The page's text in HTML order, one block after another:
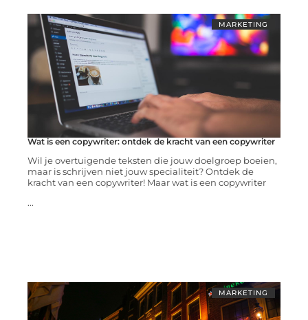
MARKETING
Wat is een copywriter: ontdek de kracht van een copywriter
Wil je overtuigende teksten die jouw doelgroep boeien,
maar is schrijven niet jouw specialiteit? Ontdek de
kracht van een copywriter! Maar wat is een copywriter
...
MARKETING